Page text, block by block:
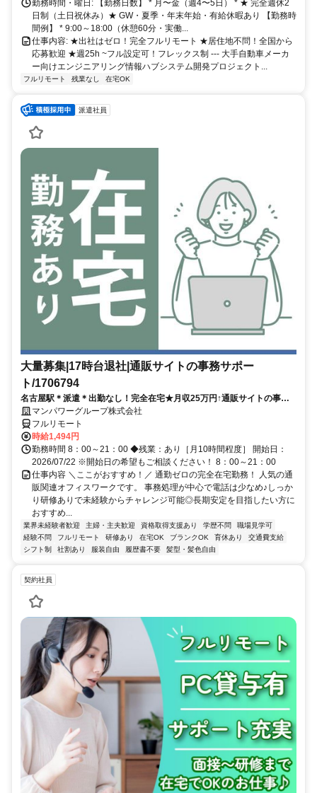
勤務時間・曜日: 【勤務日数】 * 月〜金（週4〜5日） * ★ 完全週休2
日制（土日祝休み）★ GW・夏季・年末年始・有給休暇あり 【勤務時
間例】 * 9:00～18:00（休憩60分・実働...
仕事内容: ★出社はゼロ！完全フルリモート ★居住地不問！全国から
応募歓迎 ★週25h ~フル設定可！フレックス制 --- 大手自動車メーカ
ー向けエンジニアリング情報ハブシステム開発プロジェクト...
フルリモート 残業なし 在宅OK
派遣社員
大量募集|17時台退社|通販サイトの事務サポー
ト/1706794
名古屋駅＊派遣＊出勤なし！完全在宅★月収25万円↑通販サイトの事務
サポート／在宅勤務あり／17時台退社／大量募集／開始日：即日
マンパワーグループ株式会社
フルリモート
時給1,494円
勤務時間 8：00～21：00 ◆残業：あり［月10時間程度］ 開始日：
2026/07/22 ※開始日の希望もご相談ください！ 8：00～21：00
仕事内容 ＼ここがおすすめ！／ 通勤ゼロの完全在宅勤務！ 人気の通
販関連オフィスワークです。 事務処理が中心で電話は少なめ♪しっか
り研修ありで未経験からチャレンジ可能◎長期安定を目指したい方に
おすすめ...
業界未経験者歓迎 主婦・主夫歓迎 資格取得支援あり 学歴不問
職場見学可
経験不問
フルリモート 研修あり 在宅OK ブランクOK 育休あり
交通費支給
シフト制
社割あり 服装自由 履歴書不要 髪型・髪色自由
契約社員